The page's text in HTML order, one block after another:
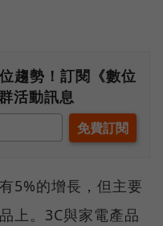
趨勢！訂閱《數位
活動訊息
5%的增長，但主要
上。3C與家電產品